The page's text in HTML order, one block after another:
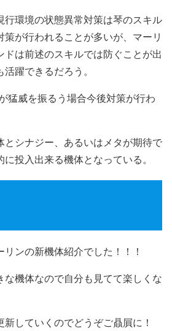
行環境の状態異常対策は琴のスキル
策が行われることが多いが、マーリ
ドは前述のスキルでは防ぐことが出
躍できるだろう。
猛威を振るう場合今後対策が行わ
とシナジー、あるいはメタが期待で
投入出来る機体となっている。
ンの新機体紹介でした！！！
な機体なので自分も見てて楽しくな
していくのでどうぞご贔屓に！